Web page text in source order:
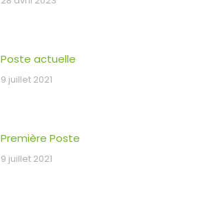
Poste actuelle
9 juillet 2021
Première Poste
9 juillet 2021